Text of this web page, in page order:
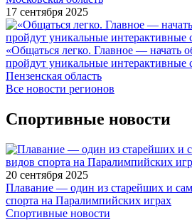
17 сентября 2025
«Общаться легко. Главное — начать
пройдут уникальные
Пензенская область
Все новости регионов
Спортивные новости
20 сентября 2025
Плавание — один из старейших и
спорта на Паралимпийских играх
Спортивные новости